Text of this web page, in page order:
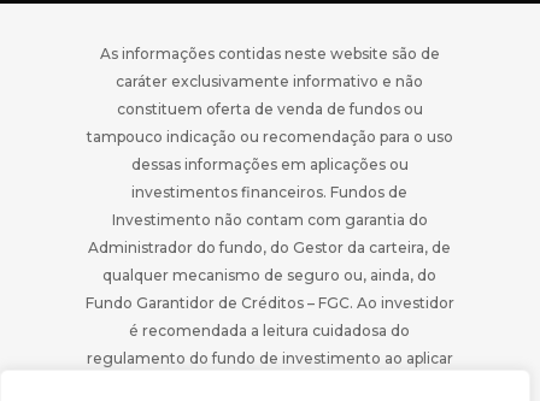
As informações contidas neste website são de
caráter exclusivamente informativo e não
constituem oferta de venda de fundos ou
tampouco indicação ou recomendação para o uso
dessas informações em aplicações ou
investimentos financeiros. Fundos de
Investimento não contam com garantia do
Administrador do fundo, do Gestor da carteira, de
qualquer mecanismo de seguro ou, ainda, do
Fundo Garantidor de Créditos – FGC. Ao investidor
é recomendada a leitura cuidadosa do
regulamento do fundo de investimento ao aplicar